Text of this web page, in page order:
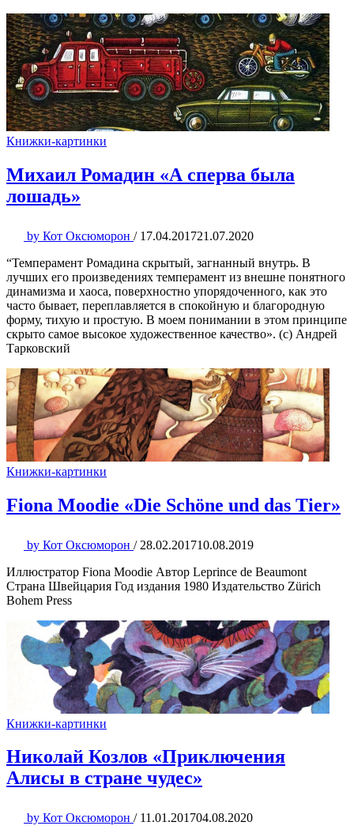
Книжки-картинки
Михаил Ромадин «А сперва была
лошадь»
by Кот Оксюморон / 17.04.201721.07.2020
“Темперамент Ромадина скрытый, загнанный внутрь. В
лучших его произведениях темперамент из внешне понятного
динамизма и хаоса, поверхностно упорядоченного, как это
часто бывает, переплавляется в спокойную и благородную
форму, тихую и простую. В моем понимании в этом принципе
скрыто самое высокое художественное качество». (с) Андрей
Тарковский
Книжки-картинки
Fiona Moodie «Die Schöne und das Tier»
by Кот Оксюморон / 28.02.201710.08.2019
Иллюстратор Fiona Moodie Автор Leprince de Beaumont
Страна Швейцария Год издания 1980 Издательство Zürich
Bohem Press
Книжки-картинки
Николай Козлов «Приключения
Алисы в стране чудес»
by Кот Оксюморон / 11.01.201704.08.2020